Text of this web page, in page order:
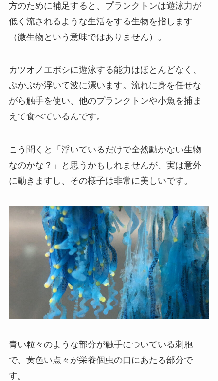
方のために補足すると、 プランクトンは遊泳力が
低く流されるような生活をする生物を指します
（微生物という意味ではありません）。
カツオノエボシに遊泳する能力はほとんどなく、
ぷかぷか浮いて波に漂います。流れに身を任せな
がら触手を使い、他のプランクトンや小魚を捕ま
えて食べているんです。
こう聞くと「浮いているだけで全然動かない生物
なのかな？」と思うかもしれませんが、実は意外
に動きますし、その様子は非常に美しいです。
青い粒々のような部分が触手についている刺胞
で、黄色い点々が栄養個虫の口にあたる部分で
す。